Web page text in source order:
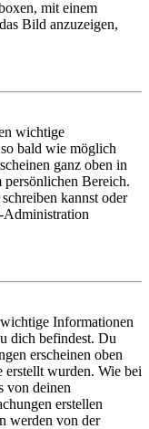
mit einem
Bild anzuzeigen,
wichtige
bald wie möglich
ganz oben in
Bereich.
kannst oder
Administration
Informationen
dich befindest. Du
erscheinen oben
erstellt wurden. Wie bei
von deinen
erstellen
werden von der